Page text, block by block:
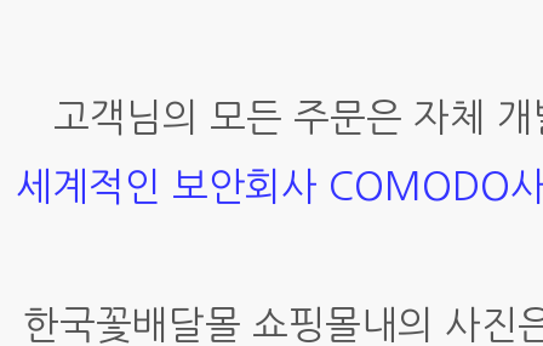
고객님의 모든 주문은 자체
세계적인 보안회사 COMODO
한국꽃배달몰 쇼핑몰내의 사진